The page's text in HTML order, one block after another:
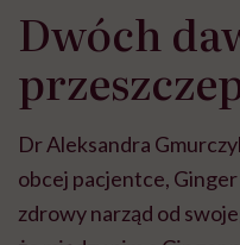
Dwóch
Dr Aleksandra
obcej pacjentce,
zdrowy narząd od